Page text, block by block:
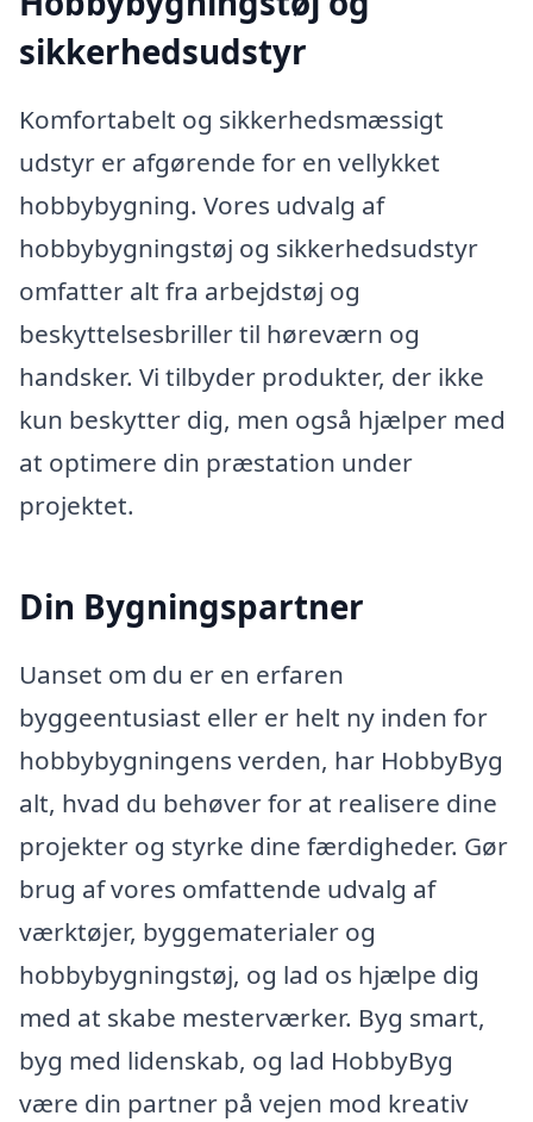
sikkerhedsudstyr
Komfortabelt og sikkerhedsmæssigt
udstyr er afgørende for en vellykket
hobbybygning. Vores udvalg af
hobbybygningstøj og sikkerhedsudstyr
omfatter alt fra arbejdstøj og
beskyttelsesbriller til høreværn og
handsker. Vi tilbyder produkter, der ikke
kun beskytter dig, men også hjælper med
at optimere din præstation under
projektet.
Din Bygningspartner
Uanset om du er en erfaren
byggeentusiast eller er helt ny inden for
hobbybygningens verden, har HobbyByg
alt, hvad du behøver for at realisere dine
projekter og styrke dine færdigheder. Gør
brug af vores omfattende udvalg af
værktøjer, byggematerialer og
hobbybygningstøj, og lad os hjælpe dig
med at skabe mesterværker. Byg smart,
byg med lidenskab, og lad HobbyByg
være din partner på vejen mod kreativ